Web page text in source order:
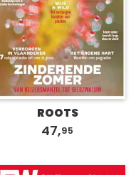
ROOTS
47,95